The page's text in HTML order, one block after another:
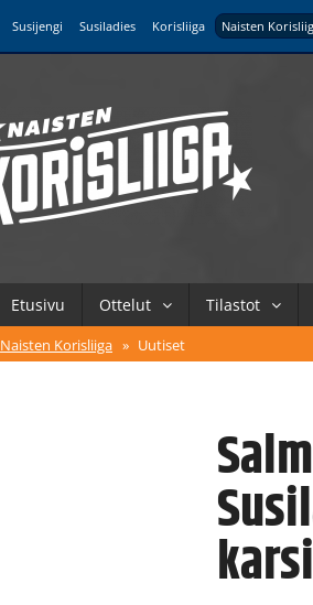
Susijengi Susiladies Korisliiga Naisten
Etusivu Ottelut Tilastot
Naisten Korisliiga » Uutiset